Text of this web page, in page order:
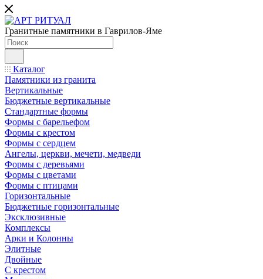
Гранитные памятники в Гаврилов-Яме
Каталог
Памятники из гранита
Вертикальные
Бюджетные вертикальные
Стандартные формы
Формы с барельефом
Формы с крестом
Формы с сердцем
Ангелы, церкви, мечети, медведи
Формы с деревьями
Формы с цветами
Формы с птицами
Горизонтальные
Бюджетные горизонтальные
Эксклюзивные
Комплексы
Арки и Колонны
Элитные
Двойные
С крестом